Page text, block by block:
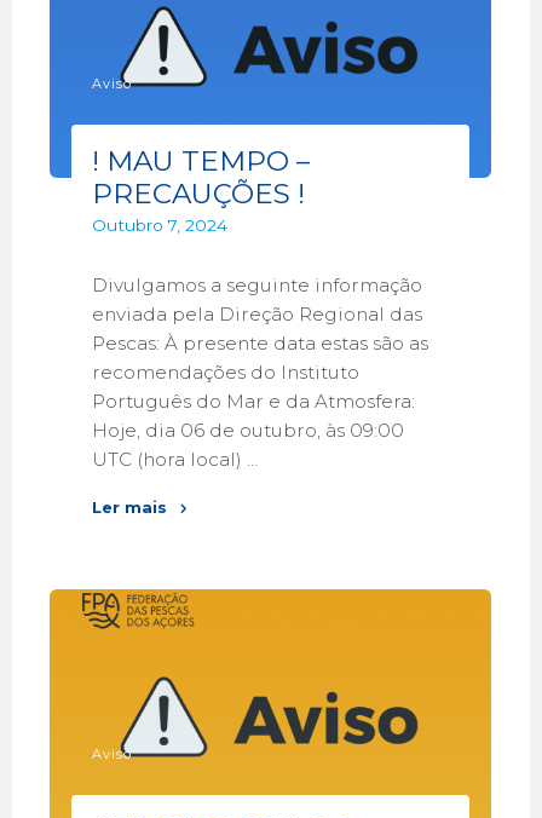
Aviso
! MAU TEMPO –
PRECAUÇÕES !
Outubro 7, 2024
Divulgamos a seguinte informação
enviada pela Direção Regional das
Pescas: À presente data estas são as
recomendações do Instituto
Português do Mar e da Atmosfera:
Hoje, dia 06 de outubro, às 09:00
UTC (hora local) …
Ler mais
Aviso